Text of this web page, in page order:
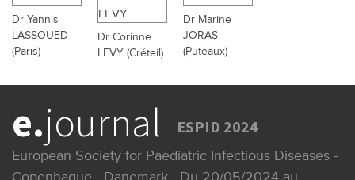
Dr Yannis
LASSOUED
(Paris)
Dr Corinne
LEVY (Créteil)
Dr Marine
JORAS
(Puteaux)
e.journal ESPID 2024
European Society for Paediatric Infectious Diseases -